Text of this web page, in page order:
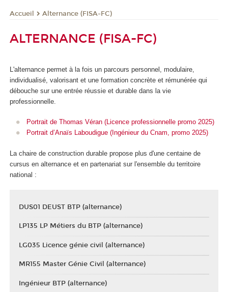
Accueil Alternance (FISA-FC)
ALTERNANCE (FISA-FC)
L'alternance permet à la fois un parcours personnel, modulaire,
individualisé, valorisant et une formation concrète et rémunérée qui
débouche sur une entrée réussie et durable dans la vie
professionnelle.
Portrait de Thomas Véran (Licence professionnelle promo 2025)
Portrait d’Anaïs Laboudigue (Ingénieur du Cnam, promo 2025)
La chaire de construction durable propose plus d'une centaine de
cursus en alternance et en partenariat sur l'ensemble du territoire
national :
DUS01 DEUST BTP (alternance)
LP135 LP Métiers du BTP (alternance)
LG035 Licence génie civil (alternance)
MR155 Master Génie Civil (alternance)
Ingénieur BTP (alternance)